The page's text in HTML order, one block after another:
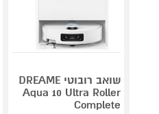
שואב רובוטי DREAME
Aqua 10 Ultra Roller
Complete